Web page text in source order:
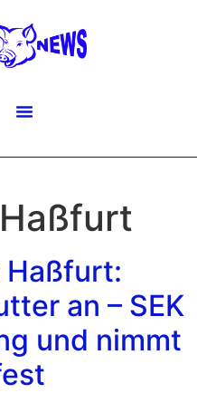
Haßfurt
Haßfurt:
an – SEK
und nimmt